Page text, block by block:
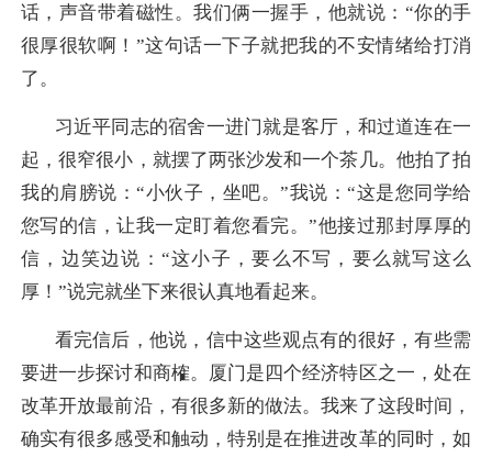
话，声音带着磁性。我们俩一握手，他就说：“你的手
很厚很软啊！”这句话一下子就把我的不安情绪给打消
了。
习近平同志的宿舍一进门就是客厅，和过道连在一
起，很窄很小，就摆了两张沙发和一个茶几。他拍了拍
我的肩膀说：“小伙子，坐吧。”我说：“这是您同学给
您写的信，让我一定盯着您看完。”他接过那封厚厚的
信，边笑边说：“这小子，要么不写，要么就写这么
厚！”说完就坐下来很认真地看起来。
看完信后，他说，信中这些观点有的很好，有些需
要进一步探讨和商榷。厦门是四个经济特区之一，处在
改革开放最前沿，有很多新的做法。我来了这段时间，
确实有很多感受和触动，特别是在推进改革的同时，如